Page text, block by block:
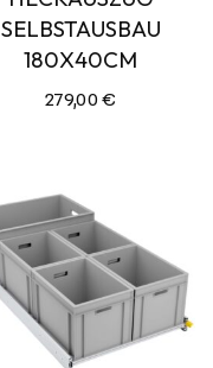
SELBSTAUSBAU
180X40CM
279,00 €